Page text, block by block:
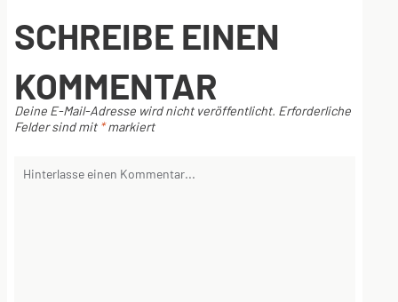
SCHREIBE EINEN
KOMMENTAR
Deine E-Mail-Adresse wird nicht veröffentlicht. Erforderliche
Felder sind mit *markiert